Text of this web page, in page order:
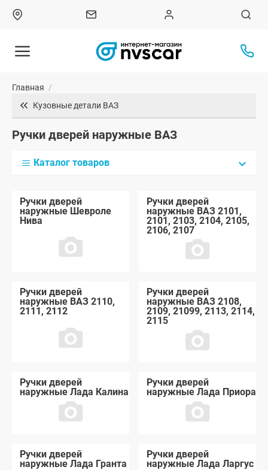
Главная /
Кузовные детали ВАЗ
Ручки дверей наружные ВАЗ
Каталог товаров
Ручки дверей
наружные Шевроле
Нива
Ручки дверей
наружные ВАЗ 2101,
2101, 2103, 2104, 2105,
2106, 2107
Ручки дверей
наружные ВАЗ 2110,
2111, 2112
Ручки дверей
наружные ВАЗ 2108,
2109, 21099, 2113, 2114,
2115
Ручки дверей
наружные Лада Калина
Ручки дверей
наружные Лада Приора
Ручки дверей
наружные Лада Гранта
Ручки дверей
наружные Лада Ларгус